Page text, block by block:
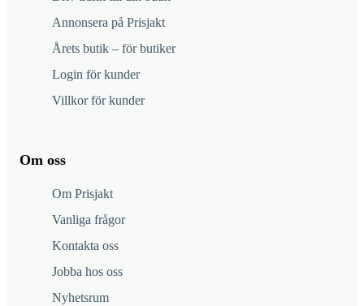
Annonsera på Prisjakt
Årets butik – för butiker
Login för kunder
Villkor för kunder
Om oss
Om Prisjakt
Vanliga frågor
Kontakta oss
Jobba hos oss
Nyhetsrum